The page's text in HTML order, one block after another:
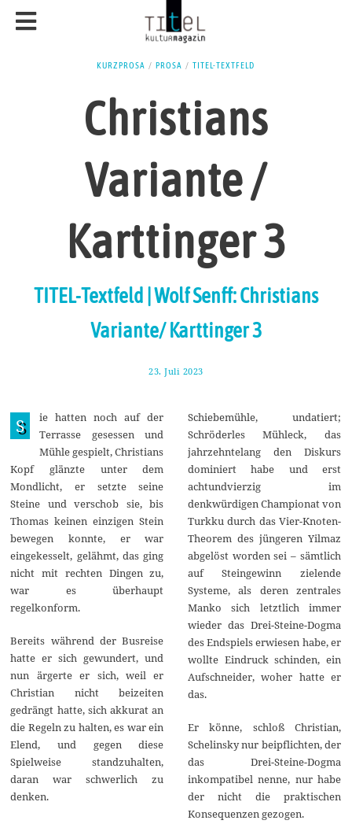
KURZPROSA / PROSA / TITEL-TEXTFELD
Christians
Variante /
Karttinger 3
TITEL-Textfeld | Wolf Senff: Christians
Variante/ Karttinger 3
23. Juli 2023
u
i
2
0
2
3
S
ie hatten noch auf der
Terrasse gesessen und
Mühle gespielt, Christians
Kopf glänzte unter dem
Mondlicht, er setzte seine
Steine und verschob sie, bis
Thomas keinen einzigen Stein
bewegen konnte, er war
eingekesselt, gelähmt, das ging
nicht mit rechten Dingen zu,
war es überhaupt
regelkonform.
Bereits während der Busreise
hatte er sich gewundert, und
nun ärgerte er sich, weil er
Christian nicht beizeiten
gedrängt hatte, sich akkurat an
die Regeln zu halten, es war ein
Elend, und gegen diese
Spielweise standzuhalten,
daran war schwerlich zu
denken.
Schiebemühle, undatiert;
Schröderles Mühleck, das
jahrzehntelang den Diskurs
dominiert habe und erst
achtundvierzig im
denkwürdigen Championat von
Turkku durch das Vier-Knoten-
Theorem des jüngeren Yilmaz
abgelöst worden sei – sämtlich
auf Steingewinn zielende
Systeme, als deren zentrales
Manko sich letztlich immer
wieder das Drei-Steine-Dogma
des Endspiels erwiesen habe, er
wollte Eindruck schinden, ein
Aufschneider, woher hatte er
das.
Er könne, schloß Christian,
Schelinsky nur beipflichten, der
das Drei-Steine-Dogma
inkompatibel nenne, nur habe
der nicht die praktischen
Konsequenzen gezogen.